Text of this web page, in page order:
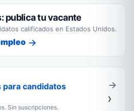
publica tu vacante
calificados en Estados Unidos.
para candidatos
Sin suscripciones.